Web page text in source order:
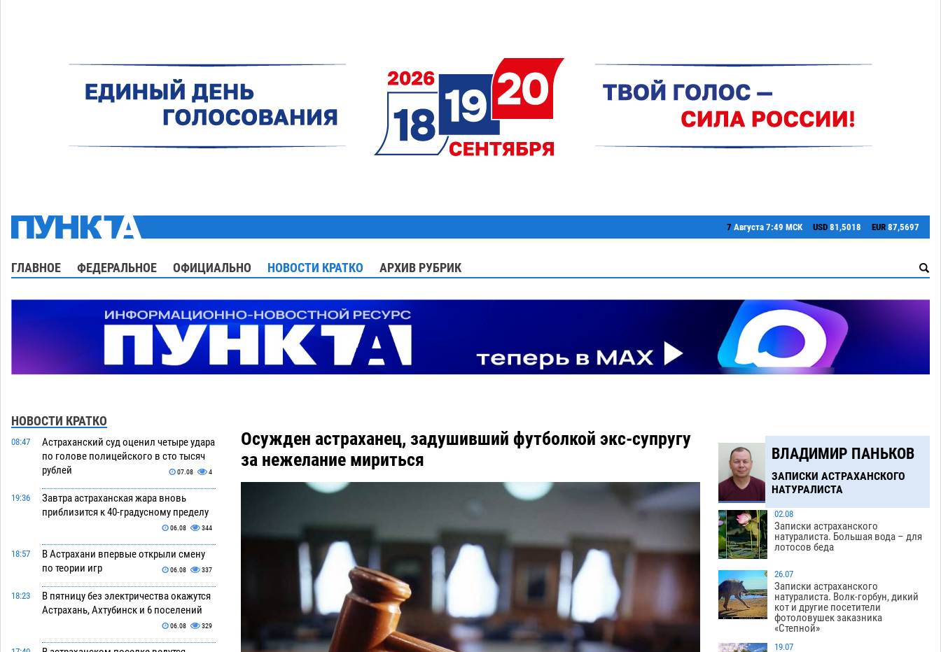
7 Августа 7:49 МСК USD 81,5018 EUR 87,5697
ГЛАВНОЕ ФЕДЕРАЛЬНОЕ ОФИЦИАЛЬНО НОВОСТИ КРАТКО АРХИВ РУБРИК
НОВОСТИ КРАТКО
08:47
Астраханский суд оценил четыре удара
по голове полицейского в сто тысяч
рублей
07.08 4
19:36
Завтра астраханская жара вновь
приблизится к 40-градусному пределу
06.08 344
18:57
В Астрахани впервые открыли смену
по теории игр
06.08 337
18:23
В пятницу без электричества окажутся
Астрахань, Ахтубинск и 6 поселений
06.08 329
Осужден астраханец, задушивший футболкой экс-супругу
за нежелание мириться
ВЛАДИМИР ПАНЬКОВ
ЗАПИСКИ АСТРАХАНСКОГО
НАТУРАЛИСТА
02.08
Записки астраханского
натуралиста. Большая вода – для
лотосов беда
26.07
Записки астраханского
натуралиста. Волк-горбун, дикий
кот и другие посетители
фотоловушек заказника
«Степной»
19.07